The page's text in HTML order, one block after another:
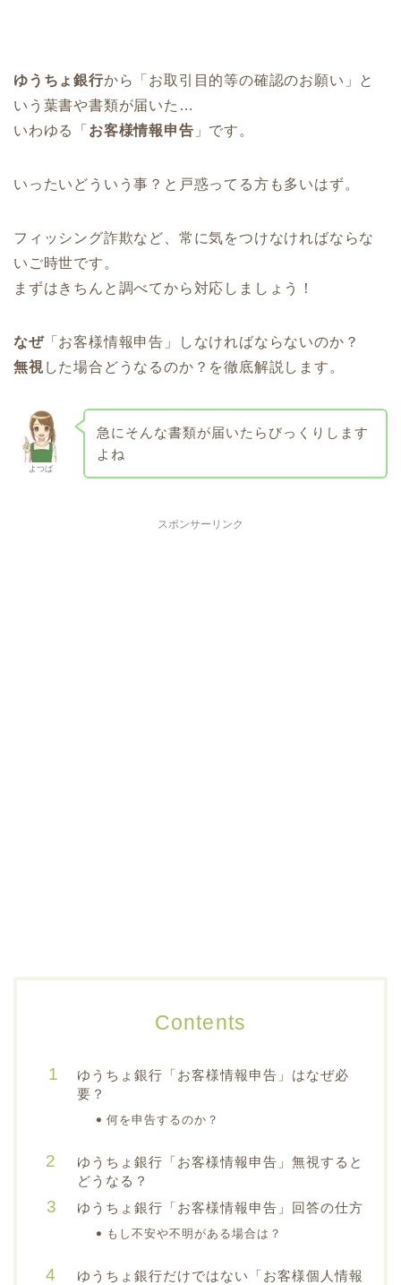
ゆうちょ銀行から「お取引目的等の確認のお願い」と
いう葉書や書類が届いた…
いわゆる「 お客様情報申告 」です。
いったいどういう事？と戸惑ってる方も多いはず。
フィッシング詐欺など、常に気をつけなければならな
いご時世です。
まずはきちんと調べてから対応しましょう！
なぜ「お客様情報申告」しなければならないのか？
無視 した場合どうなるのか？を徹底解説します。
よつば
急にそんな書類が届いたらびっくりします
よね
スポンサーリンク
Contents
ゆうちょ銀行「お客様情報申告」はなぜ必
要？
何を申告するのか？
ゆうちょ銀行「お客様情報申告」無視すると
どうなる？
ゆうちょ銀行「お客様情報申告」回答の仕方
もし不安や不明がある場合は？
ゆうちょ銀行だけではない「お客様個人情報